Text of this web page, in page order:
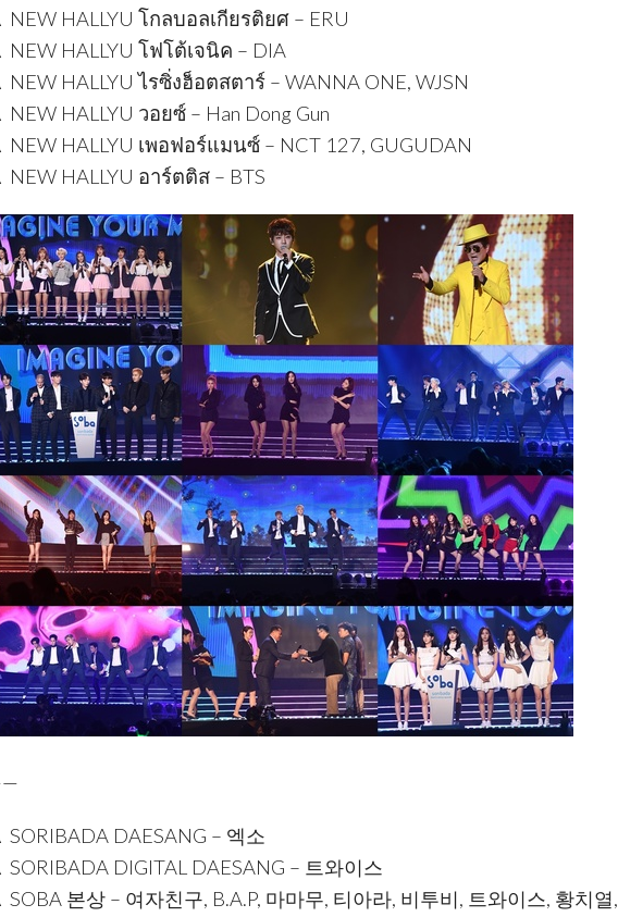
NEW HALLYU โกลบอลเกียรติยศ – ERU
NEW HALLYU โฟโต้เจนิค – DIA
NEW HALLYU ไรซิ่งฮ็อตสตาร์ – WANNA ONE, WJSN
NEW HALLYU วอยซ์ – Han Dong Gun
NEW HALLYU เพอฟอร์แมนซ์ – NCT 127, GUGUDAN
NEW HALLYU อาร์ตติส – BTS
SORIBADA DAESANG – 엑소
SORIBADA DIGITAL DAESANG – 트와이스
SOBA 본상 – 여자친구, B.A.P, 마마무, 티아라, 비투비, 트와이스, 황치열,